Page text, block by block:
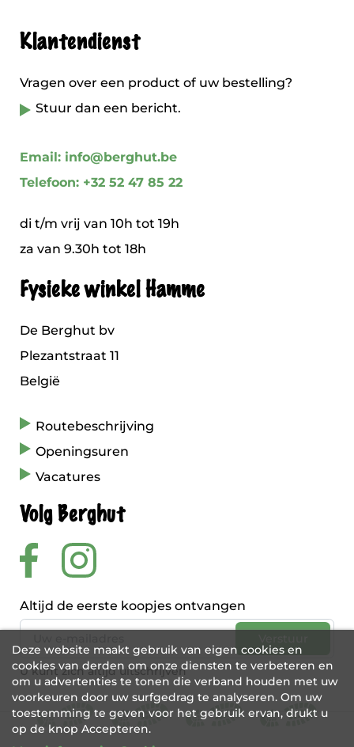
Klantendienst
Vragen over een product of uw bestelling?
Stuur dan een bericht.
Email: info@berghut.be
Telefoon: +32 52 47 85 22
di t/m vrij van 10h tot 19h
za van 9.30h tot 18h
Fysieke winkel Hamme
De Berghut bv
Plezantstraat 11
België
Routebeschrijving
Openingsuren
Vacatures
Volg Berghut
Altijd de eerste koopjes ontvangen
U kunt zich altijd uitschrijven
Deze website maakt gebruik van eigen cookies en
cookies van derden om onze diensten te verbeteren en
om u advertenties te tonen die verband houden met uw
voorkeuren door uw surfgedrag te analyseren. Om uw
toestemming te geven voor het gebruik ervan, drukt u
op de knop Accepteren.